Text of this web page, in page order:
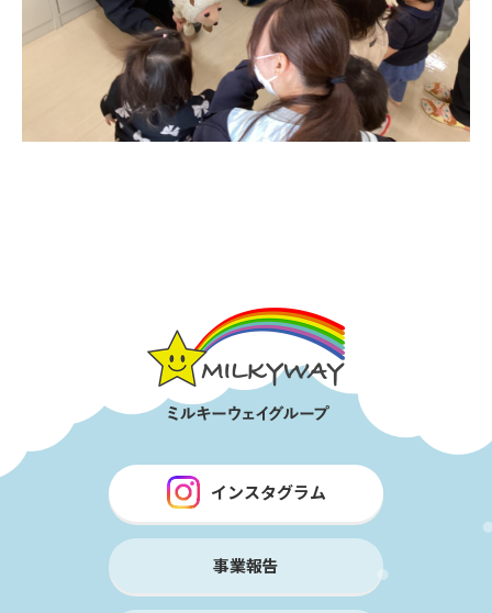
インスタグラム
事業報告